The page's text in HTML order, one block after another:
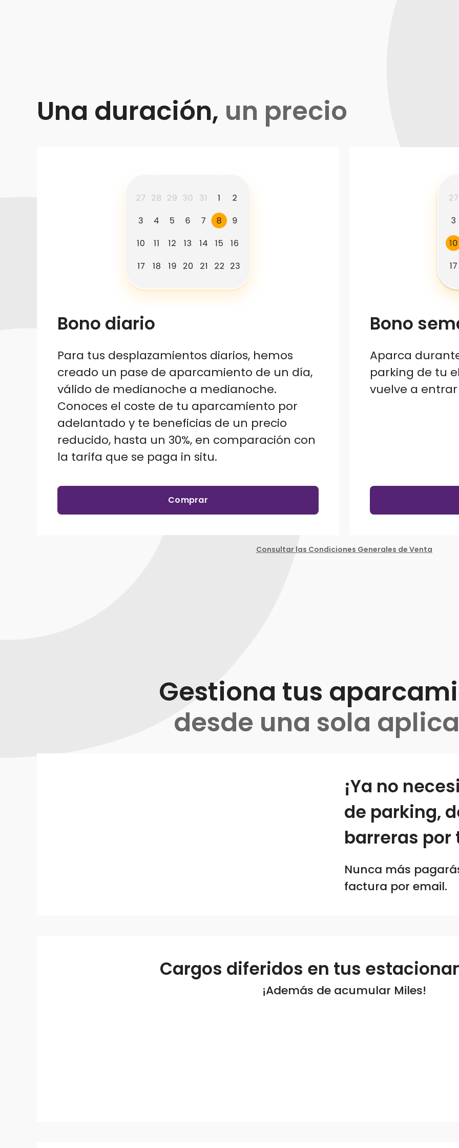
Una duración, un precio
Bono diario
Para tus desplazamientos diarios, hemos
creado un pase de aparcamiento de un día,
válido de medianoche a medianoche.
Conoces el coste de tu aparcamiento por
adelantado y te beneficias de un precio
reducido, hasta un 30%, en comparación con
la tarifa que se paga in situ.
Comprar
Bono
Aparca
parking de tu
vuelve a
Consultar las Condiciones Generales de Venta
Gestiona tus
desde una sola
¡Ya no
de parking,
barreras por
Nunca más
factura por email.
Cargos diferidos en tus
¡Además de acumular Miles!